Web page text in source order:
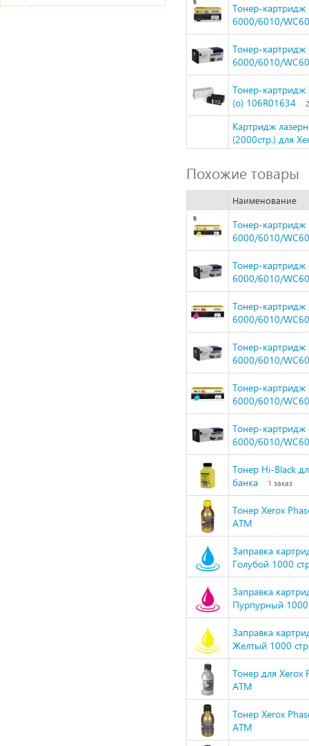
Тонер-картридж
6000/6010/
Тонер-картридж
6000/6010/
Тонер-картридж
(o) 106R01634
Картридж
(2000стр.) для
Похожие товары
Наименование
Тонер-картридж
6000/6010/
Тонер-картридж
6000/6010/
Тонер-картридж
6000/6010/
Тонер-картридж
6000/6010/
Тонер-картридж
6000/6010/
Тонер-картридж
6000/6010/
Тонер Hi-Black
банка
1 заказ
Тонер Xerox
ATM
Заправка
Голубой 1000
Заправка
Пурпурный 1000
Заправка
Желтый 1000
Тонер для Xerox
ATM
Тонер Xerox
ATM